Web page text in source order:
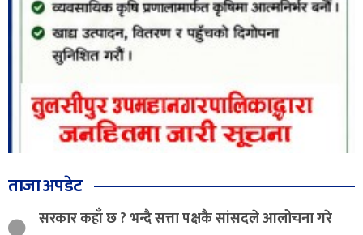
ताजा अपडेट
सरकार कहाँ छ ? भन्दै सत्ता पक्षकै सांसदले आलोचना गरे